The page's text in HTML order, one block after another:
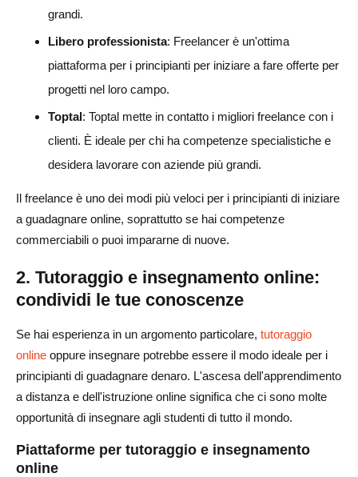
grandi.
Libero professionista: Freelancer è un'ottima
piattaforma per i principianti per iniziare a fare offerte per
progetti nel loro campo.
Toptal: Toptal mette in contatto i migliori freelance con i
clienti. È ideale per chi ha competenze specialistiche e
desidera lavorare con aziende più grandi.
Il freelance è uno dei modi più veloci per i principianti di iniziare
a guadagnare online, soprattutto se hai competenze
commerciabili o puoi impararne di nuove.
2. Tutoraggio e insegnamento online:
condividi le tue conoscenze
Se hai esperienza in un argomento particolare, tutoraggio
online oppure insegnare potrebbe essere il modo ideale per i
principianti di guadagnare denaro. L'ascesa dell'apprendimento
a distanza e dell'istruzione online significa che ci sono molte
opportunità di insegnare agli studenti di tutto il mondo.
Piattaforme per tutoraggio e insegnamento
online